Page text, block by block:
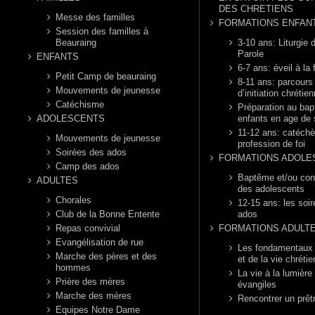
Messe des familles
Session des familles à
Beauraing
ENFANTS
Petit Camp de beauraing
Mouvements de jeunesse
Catéchisme
ADOLESCENTS
Mouvements de jeunesse
Soirées des ados
Camp des ados
ADULTES
Chorales
Club de la Bonne Entente
Repas convivial
Evangélisation de rue
Marche des pères et des
hommes
Prière des mères
Marche des mères
Equipes Notre Dame
DES CHRETIENS
FORMATIONS
3-10 ans: Liturgie
Parole
6-7 ans: éveil à la
8-11 ans: parcours
d’initiation
Préparation au
enfants en age de
11-12 ans:
profession de foi
FORMATIONS
Baptême et/ou
des adolescents
12-15 ans: les
ados
FORMATIONS
Les
et de la vie
La vie à la lumière
évangiles
Rencontrer un